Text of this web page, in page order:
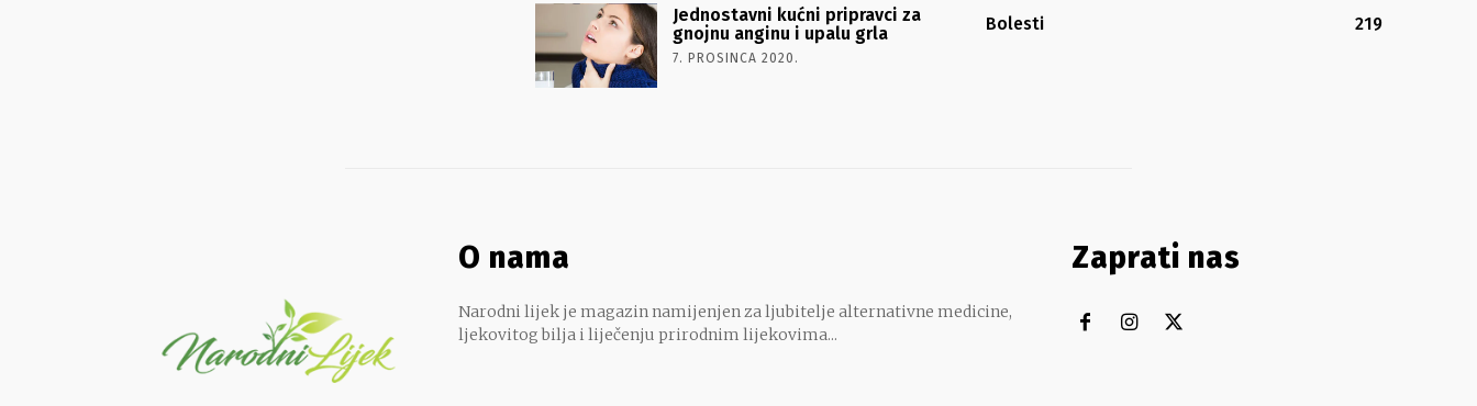
Jednostavni kućni pripravci za
gnojnu anginu i upalu grla
7. PROSINCA 2020.
Bolesti
219
O nama
Narodni lijek je magazin namijenjen za ljubitelje alternativne medicine,
ljekovitog bilja i liječenju prirodnim lijekovima...
Zaprati nas